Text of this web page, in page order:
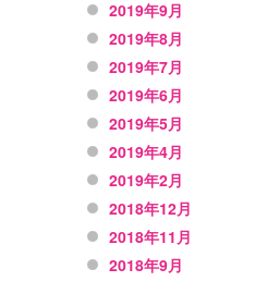
2019年9月
2019年8月
2019年7月
2019年6月
2019年5月
2019年4月
2019年2月
2018年12月
2018年11月
2018年9月